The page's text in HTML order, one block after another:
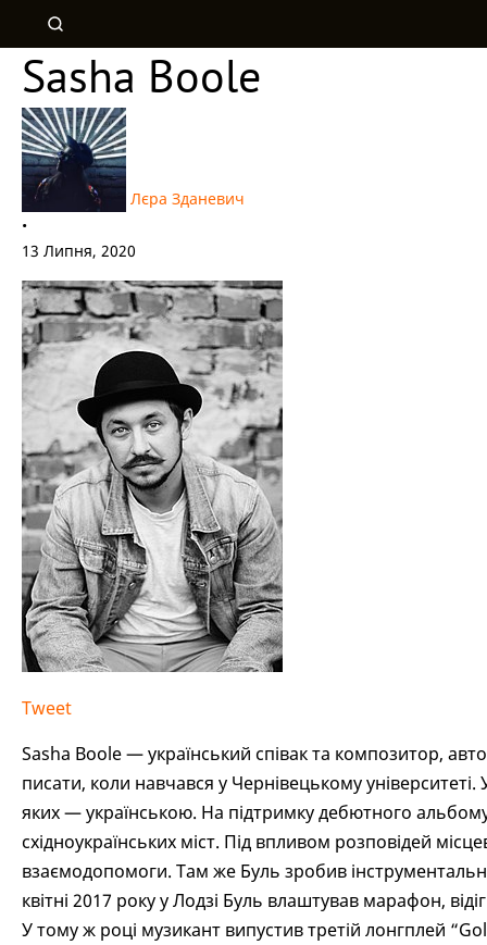
Sasha Boole
Лєра Зданевич
•
13 Липня, 2020
Tweet
Sasha Boole — український співак та композитор,
писати, коли навчався у Чернівецькому
яких — українською. На підтримку дебютного
східноукраїнських міст. Під впливом розповідей
взаємодопомоги. Там же Буль зробив
квітні 2017 року у Лодзі Буль влаштував марафон,
У тому ж році музикант випустив третій лонгплей